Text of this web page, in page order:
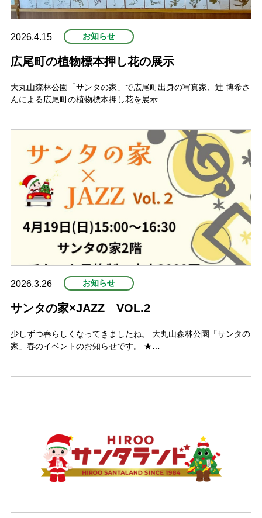
2026.4.15 お知らせ
広尾町の植物標本押し花の展示
大丸山森林公園「サンタの家」で広尾町出身の写真家、辻 博希さ
んによる広尾町の植物標本押し花を展示…
2026.3.26 お知らせ
サンタの家×JAZZ VOL.2
少しずつ春らしくなってきましたね。 大丸山森林公園「サンタの
家」春のイベントのお知らせです。 ★…